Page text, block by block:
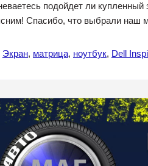
подойдет ли
Спасибо, что выбрали наш
Экран, матрица, ноутбук, Dell